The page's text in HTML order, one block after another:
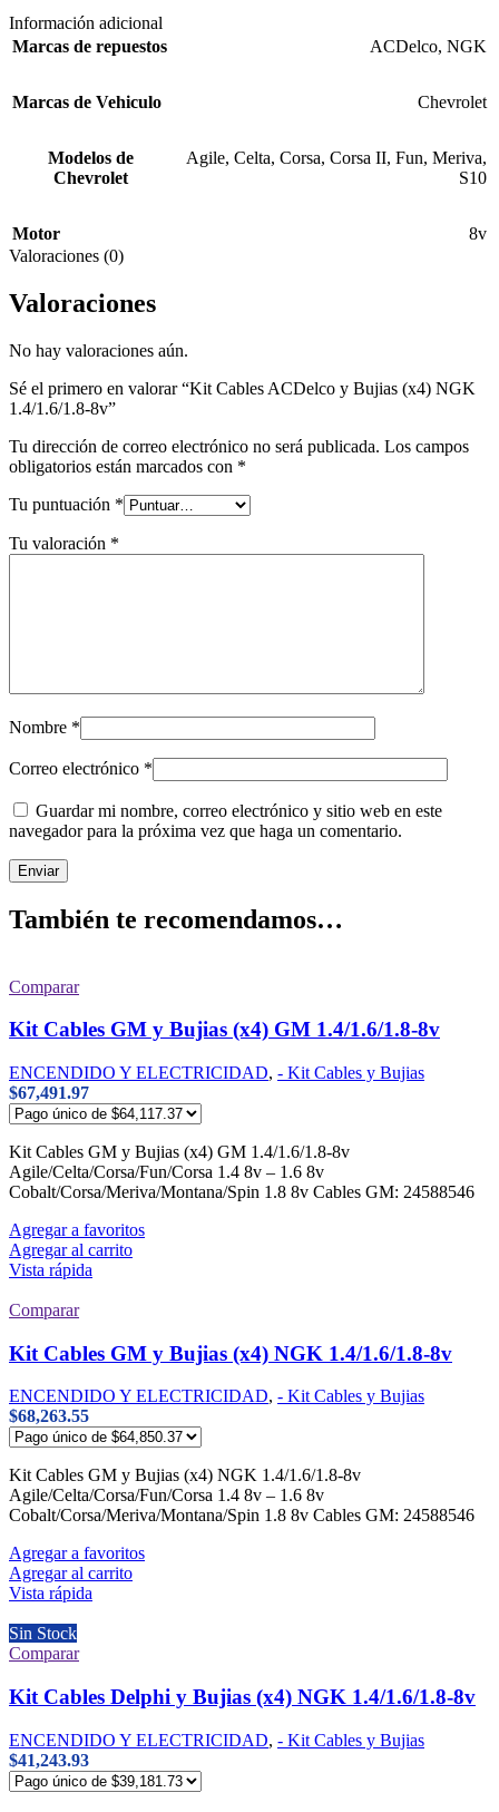
Información adicional
Marcas de repuestos
ACDelco, NGK
Marcas de Vehiculo Chevrolet
Modelos de
Chevrolet
Agile, Celta, Corsa, Corsa II, Fun, Meriva,
S10
Motor
8v
Valoraciones (0)
Valoraciones
No hay valoraciones aún.
Sé el primero en valorar “Kit Cables ACDelco y Bujias (x4) NGK
1.4/1.6/1.8-8v”
Tu dirección de correo electrónico no será publicada. Los campos
obligatorios están marcados con *
Tu puntuación *
Tu valoración *
Nombre *
Correo electrónico *
Guardar mi nombre, correo electrónico y sitio web en este
navegador para la próxima vez que haga un comentario.
También te recomendamos…
Comparar
Kit Cables GM y Bujias (x4) GM 1.4/1.6/1.8-8v
ENCENDIDO Y ELECTRICIDAD, - Kit Cables y Bujias
$67,491.97
Kit Cables GM y Bujias (x4) GM 1.4/1.6/1.8-8v
Agile/Celta/Corsa/Fun/Corsa 1.4 8v – 1.6 8v
Cobalt/Corsa/Meriva/Montana/Spin 1.8 8v Cables GM: 24588546
Agregar a favoritos
Agregar al carrito
Vista rápida
Comparar
Kit Cables GM y Bujias (x4) NGK 1.4/1.6/1.8-8v
ENCENDIDO Y ELECTRICIDAD, - Kit Cables y Bujias
$68,263.55
Kit Cables GM y Bujias (x4) NGK 1.4/1.6/1.8-8v
Agile/Celta/Corsa/Fun/Corsa 1.4 8v – 1.6 8v
Cobalt/Corsa/Meriva/Montana/Spin 1.8 8v Cables GM: 24588546
Agregar a favoritos
Agregar al carrito
Vista rápida
Sin Stock
Comparar
Kit Cables Delphi y Bujias (x4) NGK 1.4/1.6/1.8-8v
ENCENDIDO Y ELECTRICIDAD, - Kit Cables y Bujias
$41,243.93